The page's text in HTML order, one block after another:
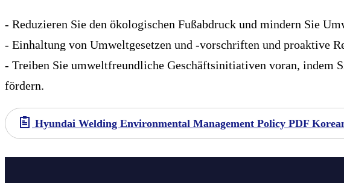
- Reduzieren Sie den ökologischen Fußabdruck und mindern Sie
- Einhaltung von Umweltgesetzen und -vorschriften und proaktive
- Treiben Sie umweltfreundliche Geschäftsinitiativen voran, indem
fördern.
Hyundai Welding Environmental Management Policy PDF